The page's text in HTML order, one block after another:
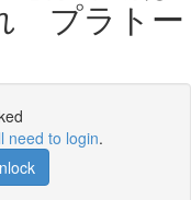
プラトー
need to login.